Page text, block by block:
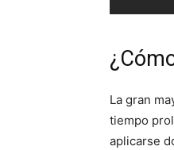
La gran
tiempo
aplicarse